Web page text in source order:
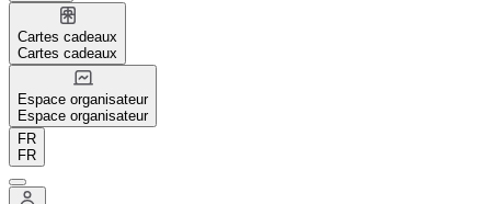
Cartes cadeaux
Cartes cadeaux
Espace organisateur
Espace organisateur
FR
FR